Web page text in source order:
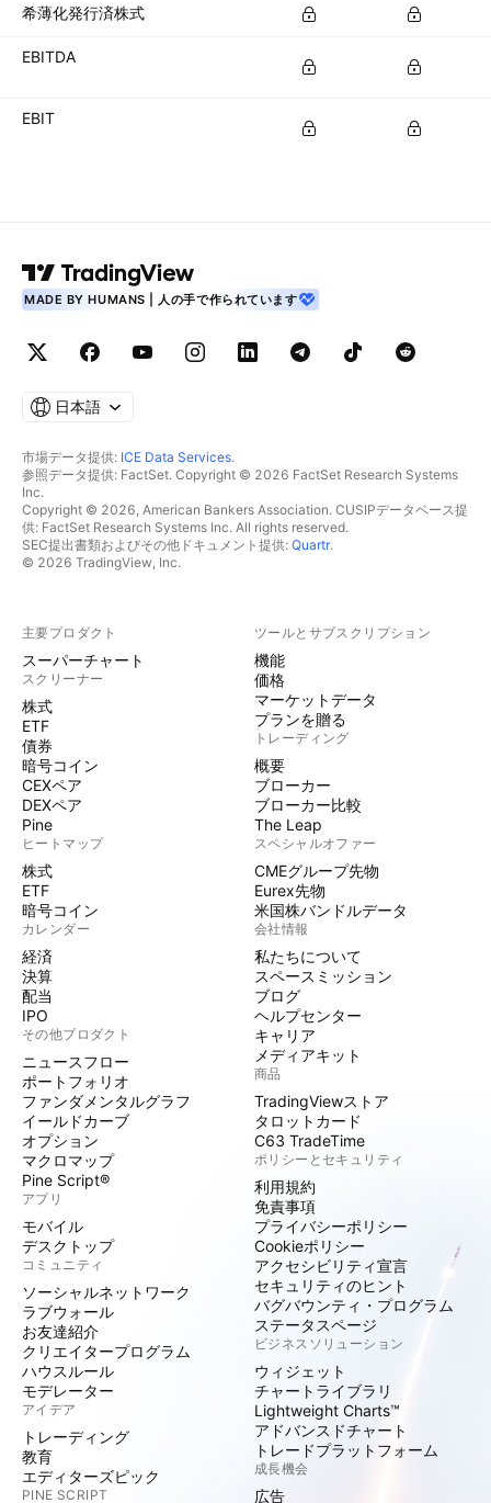
希薄化発行済株式
EBITDA
EBIT
MADE BY HUMANS | 人の手で作られています
日本語
市場データ提供: ICE Data Services.
参照データ提供: FactSet. Copyright © 2026 FactSet Research Systems
Inc.
Copyright © 2026, American Bankers Association. CUSIPデータベース提
供: FactSet Research Systems Inc. All rights reserved.
SEC提出書類およびその他ドキュメント提供: Quartr.
© 2026 TradingView, Inc.
主要プロダクト
スーパーチャート
スクリーナー
株式
ETF
債券
暗号コイン
CEXペア
DEXペア
Pine
ヒートマップ
株式
ETF
暗号コイン
カレンダー
経済
決算
配当
IPO
その他プロダクト
ニュースフロー
ポートフォリオ
ファンダメンタルグラフ
イールドカーブ
オプション
マクロマップ
Pine Script®
アプリ
モバイル
デスクトップ
コミュニティ
ソーシャルネットワーク
ラブウォール
お友達紹介
クリエイタープログラム
ハウスルール
モデレーター
アイデア
トレーディング
教育
エディターズピック
PINE SCRIPT
ツールとサブスクリプション
機能
価格
マーケットデータ
プランを贈る
トレーディング
概要
ブローカー
ブローカー比較
The Leap
スペシャルオファー
CMEグループ先物
Eurex先物
米国株バンドルデータ
会社情報
私たちについて
スペースミッション
ブログ
ヘルプセンター
キャリア
メディアキット
商品
TradingViewストア
タロットカード
C63 TradeTime
ポリシーとセキュリティ
利用規約
免責事項
プライバシーポリシー
Cookieポリシー
アクセシビリティ宣言
セキュリティのヒント
バグバウンティ・プログラム
ステータスページ
ビジネスソリューション
ウィジェット
チャートライブラリ
Lightweight Charts™
アドバンスドチャート
トレードプラットフォーム
成長機会
広告